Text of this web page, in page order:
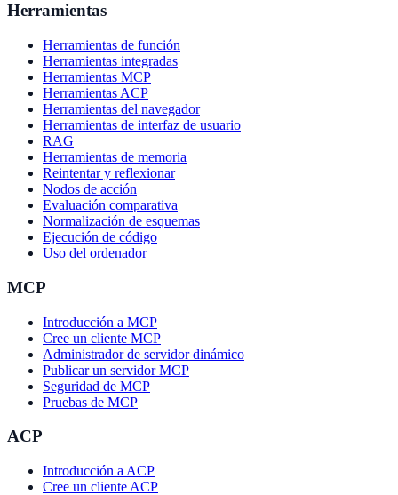
Herramientas
Herramientas de función
Herramientas integradas
Herramientas MCP
Herramientas ACP
Herramientas del navegador
Herramientas de interfaz de usuario
RAG
Herramientas de memoria
Reintentar y reflexionar
Nodos de acción
Evaluación comparativa
Normalización de esquemas
Ejecución de código
Uso del ordenador
MCP
Introducción a MCP
Cree un cliente MCP
Administrador de servidor dinámico
Publicar un servidor MCP
Seguridad de MCP
Pruebas de MCP
ACP
Introducción a ACP
Cree un cliente ACP